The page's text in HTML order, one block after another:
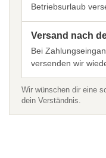
Betriebsurlaub
Versand nach
Bei
versenden wir
Wir wünschen dir eine
dein Verständnis.